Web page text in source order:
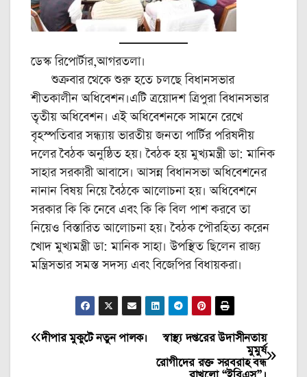
ডেস্ক রিপোর্টার,আগরতলা।
শুক্রবার থেকে শুরু হতে চলছে বিধানসভার
শীতকালীন অধিবেশন।এটি ত্রয়োদশ ত্রিপুরা বিধানসভার
তৃতীয় অধিবেশন। এই অধিবেশনকে সামনে রেখে
বৃহস্পতিবার সন্ধ্যায় ভারতীয় জনতা পার্টির পরিষদীয়
দলের বৈঠক অনুষ্ঠিত হয়। বৈঠক হয় মুখ্যমন্ত্রী ডা: মানিক
সাহার সরকারী আবাসে। আসন্ন বিধানসভা অধিবেশনের
নানান বিষয় নিয়ে বৈঠকে আলোচনা হয়। অধিবেশনে
সরকার কি কি নেবে এবং কি কি বিল পাশ করবে তা
নিয়েও বিস্তারিত আলোচনা হয়। বৈঠক পৌরহিত্য করেন
খোদ মুখ্যমন্ত্রী ডা: মানিক সাহা। উপস্থিত ছিলেন রাজ্য
মন্ত্রিসভার সমস্ত সদস্য এবং বিজেপির বিধায়করা।
Post
স্বাস্থ্য দপ্তরের উদাসীনতায়
মুমুর্ষ
রোগীদের রক্ত সরবরাহ বন্ধ
দীপার মুকুটে নতুন পালক।